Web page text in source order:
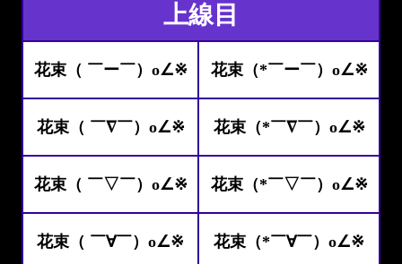
上線目
花束（ ￣ー￣）o∠※ 花束（*￣ー￣）o∠※
花束（ ￣∇￣）o∠※ 花束（*￣∇￣）o∠※
花束（ ￣▽￣）o∠※ 花束（*￣▽￣）o∠※
花束（ ￣∀￣）o∠※ 花束（*￣∀￣）o∠※